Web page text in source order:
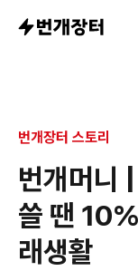
번개장터 스토리
번개머니
쓸 땐
래생활
플러스가 되는 거